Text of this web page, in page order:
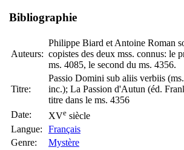
Bibliographie
Auteurs:
Philippe Biard et Antoine Roman
copistes des deux mss. connus: le
ms. 4085, le second du ms. 4356.
Titre:
Passio Domini sub aliis verbiis
inc.); La Passion d'Autun (éd.
titre dans le ms. 4356
Date:
XVe siècle
Langue:
Français
Genre:
Mystère